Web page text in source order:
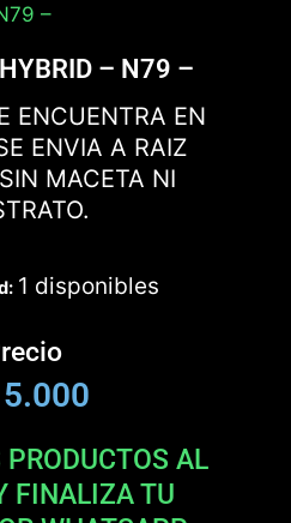
–
– N79 –
ENCUENTRA EN
ENVIA A RAIZ
MACETA NI
1 disponibles
AL
FINALIZA TU